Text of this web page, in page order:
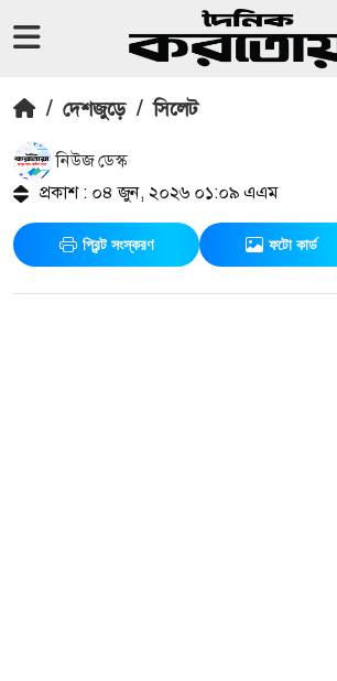
/ দেশজুড়ে / সিলেট
নিউজ ডেস্ক
প্রকাশ : ০৪ জুন, ২০২৬ ০১:০৯ এএম
প্রিন্ট সংস্করণ ফটো কার্ড